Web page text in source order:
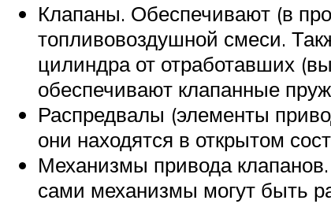
Клапаны. Обеспечивают (в
топливовоздушной смеси.
цилиндра от отработавших
обеспечивают клапанные
Распредвалы (элементы
они находятся в открытом
Механизмы привода
сами механизмы могут быть